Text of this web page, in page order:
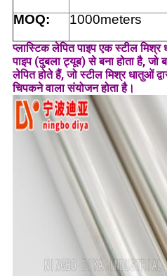
MOQ:
1000meters
प्लास्टिक लेपित पाइप एक स्टील
पाइप (दुबला ट्यूब) से बना होता है,
लेपित होते हैं, जो स्टील मिश्र धातुओं
चिपकने वाला संयोजन होता है।